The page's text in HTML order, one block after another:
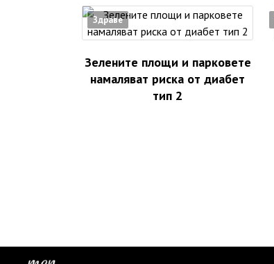
Здраве
Зелените площи и парковете
намаляват риска от диабет
тип 2